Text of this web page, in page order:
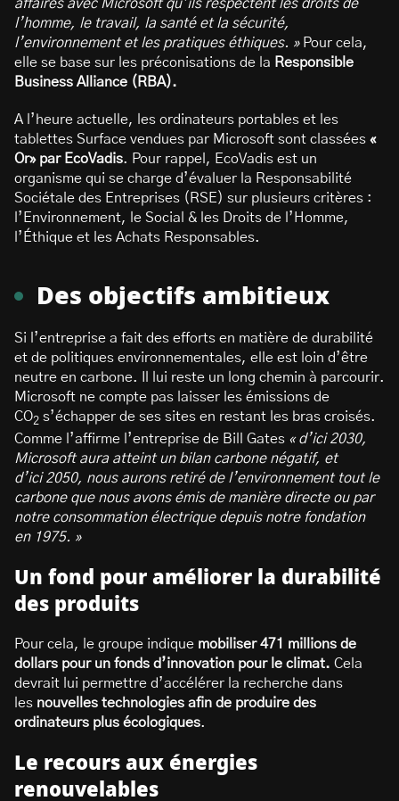
affaires avec Microsoft qu’ils respectent les droits de
l’homme, le travail, la santé et la sécurité,
l’environnement et les pratiques éthiques. » Pour cela,
elle se base sur les préconisations de la Responsible
Business Alliance (RBA).
A l’heure actuelle, les ordinateurs portables et les
tablettes Surface vendues par Microsoft sont classées «
Or» par EcoVadis. Pour rappel, EcoVadis est un
organisme qui se charge d’évaluer la Responsabilité
Sociétale des Entreprises (RSE) sur plusieurs critères :
l’Environnement, le Social & les Droits de l’Homme,
l’Éthique et les Achats Responsables.
Des objectifs ambitieux
Si l’entreprise a fait des efforts en matière de durabilité
et de politiques environnementales, elle est loin d’être
neutre en carbone. Il lui reste un long chemin à parcourir.
Microsoft ne compte pas laisser les émissions de
CO2 s’échapper de ses sites en restant les bras croisés.
Comme l’affirme l’entreprise de Bill Gates « d’ici 2030,
Microsoft aura atteint un bilan carbone négatif, et
d’ici 2050, nous aurons retiré de l’environnement tout le
carbone que nous avons émis de manière directe ou par
notre consommation électrique depuis notre fondation
en 1975. »
Un fond pour améliorer la durabilité
des produits
Pour cela, le groupe indique mobiliser 471 millions de
dollars pour un fonds d’innovation pour le climat. Cela
devrait lui permettre d’accélérer la recherche dans
les nouvelles technologies afin de produire des
ordinateurs plus écologiques.
Le recours aux énergies
renouvelables